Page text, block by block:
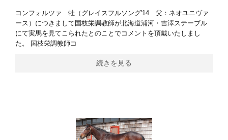
コンフォルツァ 牡（グレイスフルソング'14 父：ネオユニヴァ
ース）につきまして国枝栄調教師が北海道浦河・吉澤ステーブル
にて実馬を見てこられたとのことでコメントを頂戴いたしまし
た。 国枝栄調教師コ
続きを見る